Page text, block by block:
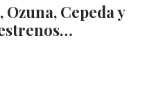
Cepeda y